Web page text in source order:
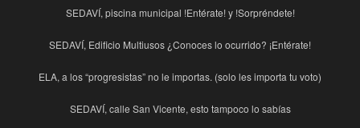
SEDAVÍ, piscina municipal !Entérate! y !Sorpréndete!
SEDAVÍ, Edificio Multiusos ¿Conoces lo ocurrido? ¡Entérate!
ELA, a los “progresistas” no le importas. (solo les importa tu voto)
SEDAVÍ, calle San Vicente, esto tampoco lo sabías